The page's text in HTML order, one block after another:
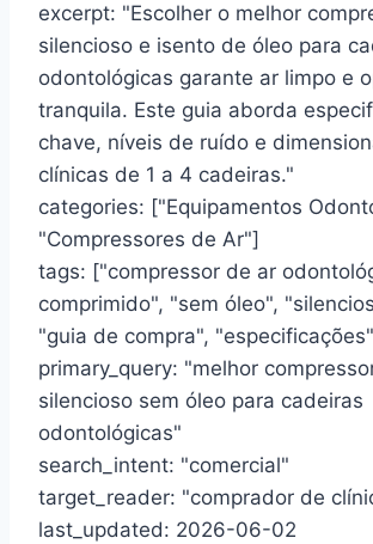
excerpt: "Escolher o melhor
silencioso e isento de óleo para
odontológicas garante ar limpo e
tranquila. Este guia aborda
chave, níveis de ruído e
clínicas de 1 a 4 cadeiras."
categories: ["Equipamentos
"Compressores de Ar"]
tags: ["compressor de ar
comprimido", "sem óleo",
"guia de compra",
primary_query: "melhor
silencioso sem óleo para cadeiras
odontológicas"
search_intent: "comercial"
target_reader: "comprador de
last_updated: 2026-06-02